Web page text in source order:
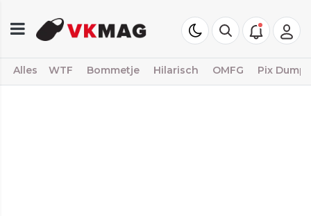
Alles WTF Bommetje Hilarisch OMFG Pix Dump